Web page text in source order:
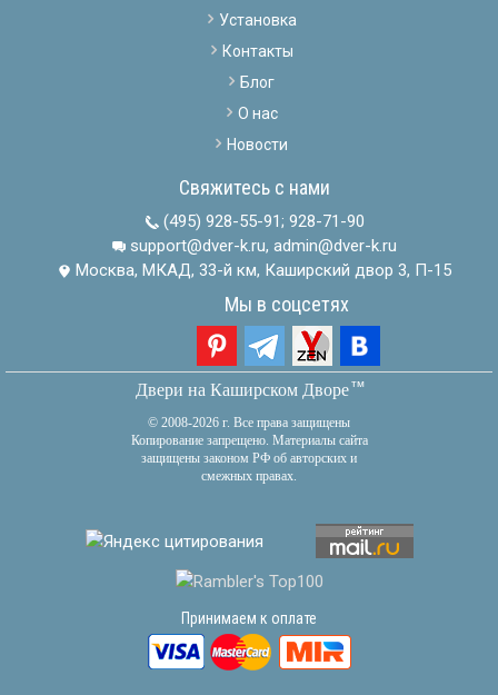
Установка
Контакты
Блог
О нас
Новости
Свяжитесь с нами
(495) 928-55-91; 928-71-90
support@dver-k.ru, admin@dver-k.ru
Москва, МКАД, 33-й км, Каширский двор 3, П-15
Мы в соцсетях
Двери на Каширском Дворетм
© 2008-2026 г. Все права защищены
Копирование запрещено. Материалы сайта
защищены законом РФ об авторских и
смежных правах.
Принимаем к оплате